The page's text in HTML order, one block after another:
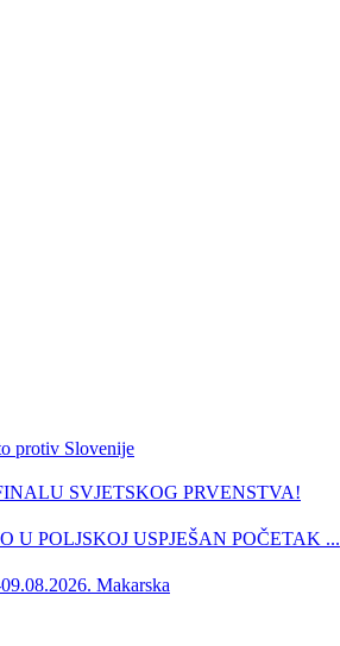
protiv Slovenije
SVJETSKOG PRVENSTVA!
U POLJSKOJ USPJEŠAN POČETAK ...
Makarska